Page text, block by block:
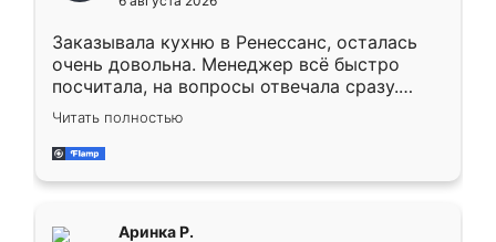
мебели буду заказывать только здесь.
Заказывала кухню в Ренессанс, осталась
очень довольна. Менеджер всё быстро
посчитала, на вопросы отвечала сразу.
Замерщик приехал в субботу, подошёл к
делу со всей ответственностью. Собрали
за день, ребята работали аккуратно, даже
Читать полностью
Аринка Р.